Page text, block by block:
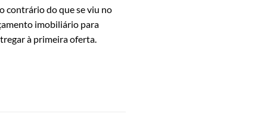
contrário do que se viu no
imobiliário para
à primeira oferta.